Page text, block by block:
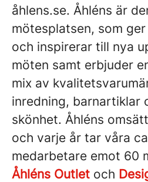
åhlens.se. Åhléns är
mötesplatsen, som
och inspirerar till nya
möten samt erbjuder
mix av
inredning, barnartiklar
skönhet. Åhléns
och varje år tar våra
medarbetare emot 60
Åhléns Outlet och